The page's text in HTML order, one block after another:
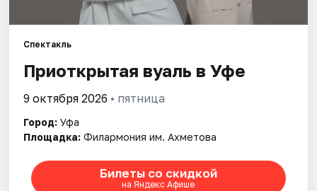
Артисты
Рейтинги
Спектакль
Приоткрытая вуаль в Уфе
9 октября 2026 • пятница
Город: Уфа
Площадка: Филармония им. Ахметова
Билеты со скидкой
на Яндекс Афише